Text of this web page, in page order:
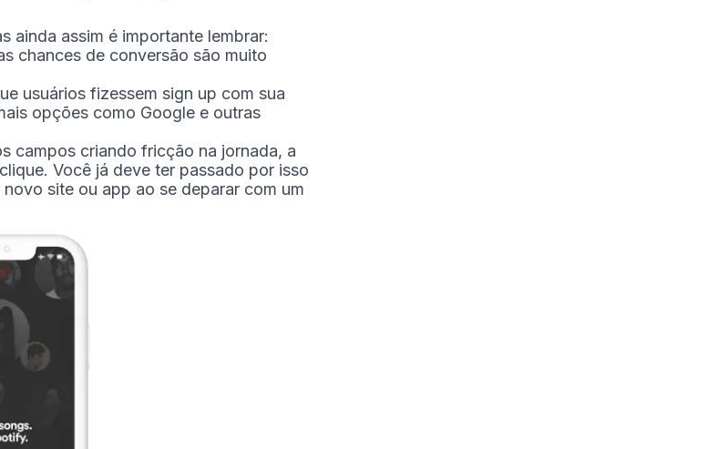
ainda assim é importante lembrar:
chances de conversão são muito
usuários fizessem sign up com sua
opções como Google e outras
campos criando fricção na jornada, a
Você já deve ter passado por isso
site ou app ao se deparar com um